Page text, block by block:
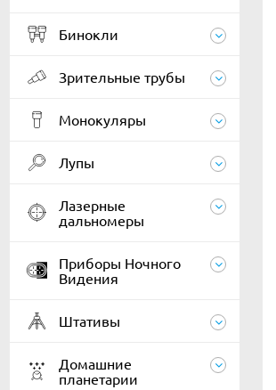
Бинокли
Зрительные трубы
Монокуляры
Лупы
Лазерные
дальномеры
Приборы Ночного
Видения
Штативы
Домашние
планетарии